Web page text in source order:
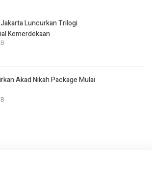
Luncurkan Trilogi
Kemerdekaan
Akad Nikah Package Mulai